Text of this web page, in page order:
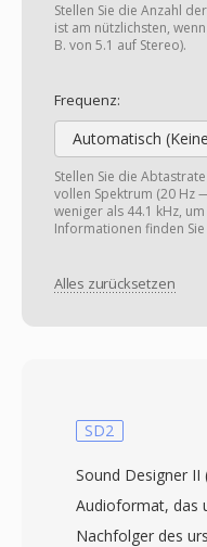
Stellen Sie die Anzahl
ist am nützlichsten,
B. von 5.1 auf Stereo).
Frequenz:
Automatisch
Stellen Sie die
vollen Spektrum (20 Hz
weniger als 44.1 kHz,
Informationen finden Sie
Alles zurücksetzen
SD2
Sound Designer II
Audioformat, das
Nachfolger des